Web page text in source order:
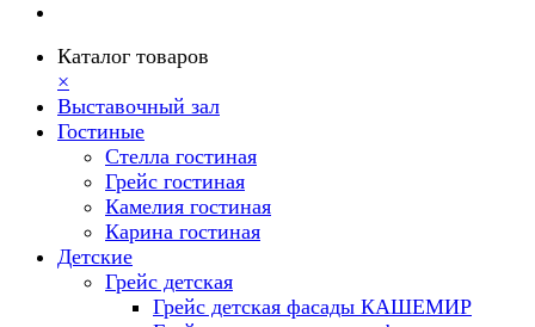
Каталог товаров
×
Выставочный зал
Гостиные
Стелла гостиная
Грейс гостиная
Камелия гостиная
Карина гостиная
Детские
Грейс детская
Грейс детская фасады КАШЕМИР